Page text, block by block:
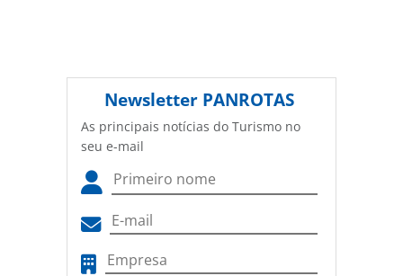
Newsletter PANROTAS
As principais notícias do Turismo no
seu e-mail